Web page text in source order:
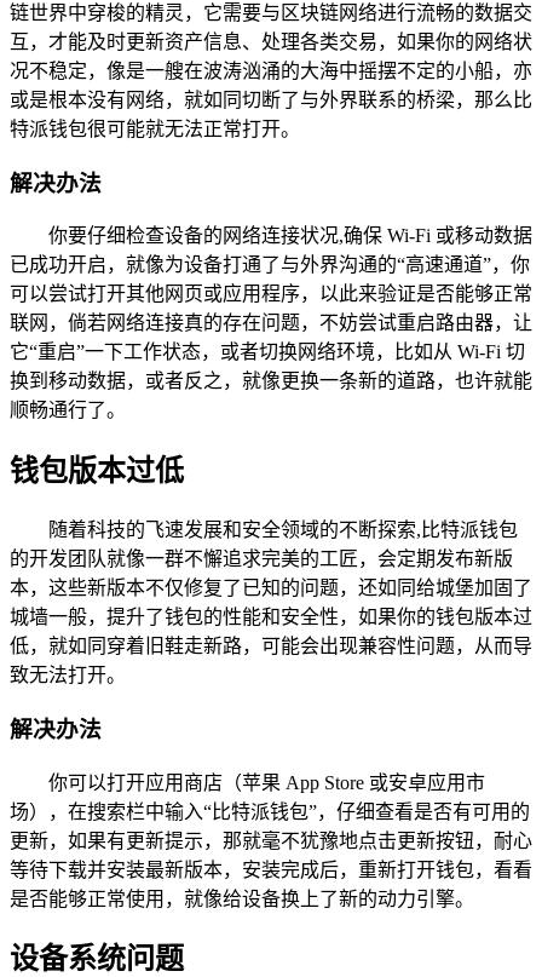
链世界中穿梭的精灵，它需要与区块链网络进行流畅的数据交
互，才能及时更新资产信息、处理各类交易，如果你的网络状
况不稳定，像是一艘在波涛汹涌的大海中摇摆不定的小船，亦
或是根本没有网络，就如同切断了与外界联系的桥梁，那么比
特派钱包很可能就无法正常打开。
解决办法
你要仔细检查设备的网络连接状况,确保 Wi-Fi 或移动数据
已成功开启，就像为设备打通了与外界沟通的“高速通道”，你
可以尝试打开其他网页或应用程序，以此来验证是否能够正常
联网，倘若网络连接真的存在问题，不妨尝试重启路由器，让
它“重启”一下工作状态，或者切换网络环境，比如从 Wi-Fi 切
换到移动数据，或者反之，就像更换一条新的道路，也许就能
顺畅通行了。
钱包版本过低
随着科技的飞速发展和安全领域的不断探索,比特派钱包
的开发团队就像一群不懈追求完美的工匠，会定期发布新版
本，这些新版本不仅修复了已知的问题，还如同给城堡加固了
城墙一般，提升了钱包的性能和安全性，如果你的钱包版本过
低，就如同穿着旧鞋走新路，可能会出现兼容性问题，从而导
致无法打开。
解决办法
你可以打开应用商店（苹果 App Store 或安卓应用市
场），在搜索栏中输入“比特派钱包”，仔细查看是否有可用的
更新，如果有更新提示，那就毫不犹豫地点击更新按钮，耐心
等待下载并安装最新版本，安装完成后，重新打开钱包，看看
是否能够正常使用，就像给设备换上了新的动力引擎。
设备系统问题